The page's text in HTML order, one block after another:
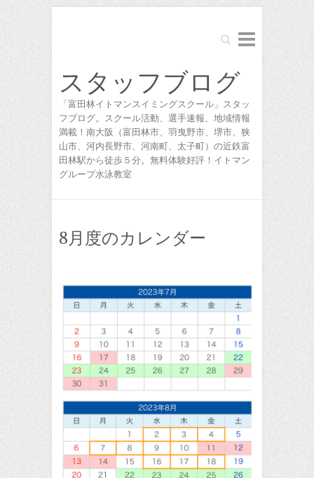
Search
スタッフブログ
「富田林イトマンスイミングスクール」スタッ
フブログ。スクール活動、選手速報、地域情報
満載！南大阪（富田林市、羽曳野市、堺市、狭
山市、河内長野市、河南町、太子町）の近鉄富
田林駅から徒歩５分。無料体験好評！イトマン
グループ水泳教室
8月度のカレンダー